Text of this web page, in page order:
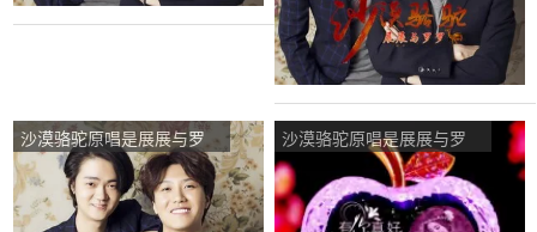
沙漠骆驼原唱是展展与罗
罗，由深情葬海旧人未亡翻
唱(播放:20)
沙漠骆驼原唱是展展与罗
罗，由Imissyouagain翻唱
(播放:301)